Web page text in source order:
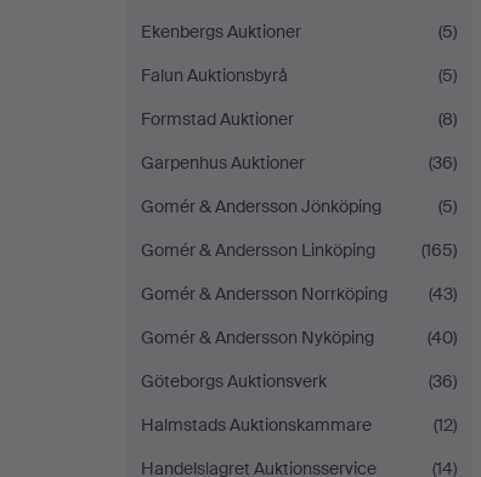
Ekenbergs Auktioner
(5)
Falun Auktionsbyrå
(5)
Formstad Auktioner
(8)
Garpenhus Auktioner
(36)
Gomér & Andersson Jönköping
(5)
Gomér & Andersson Linköping
(165)
Gomér & Andersson Norrköping
(43)
Gomér & Andersson Nyköping
(40)
Göteborgs Auktionsverk
(36)
Halmstads Auktionskammare
(12)
Handelslagret Auktionsservice
(14)